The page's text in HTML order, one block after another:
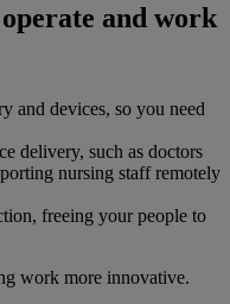
and work
and devices, so you need
delivery, such as doctors
nursing staff remotely
freeing your people to
work more innovative.